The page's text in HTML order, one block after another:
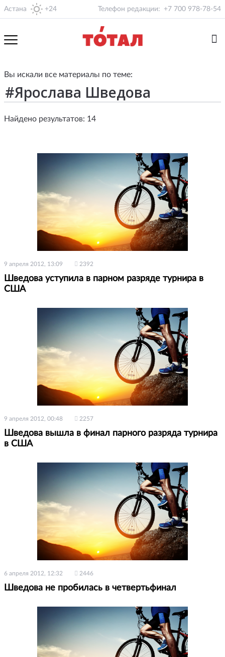
Астана +24 Телефон редакции: +7 700 978-78-54
Вы искали все материалы по теме:
Найдено результатов: 14
9 апреля 2012, 13:09 2392
Шведова уступила в парном разряде турнира в
США
9 апреля 2012, 00:48 2257
Шведова вышла в финал парного разряда турнира
в США
6 апреля 2012, 12:32 2446
Шведова не пробилась в четвертьфинал